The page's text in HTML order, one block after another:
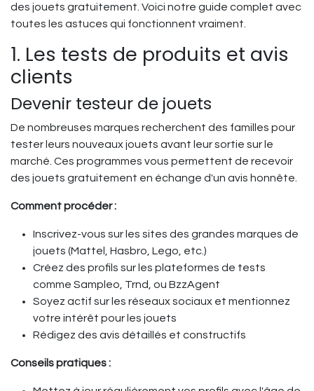
des jouets gratuitement. Voici notre guide complet avec
toutes les astuces qui fonctionnent vraiment.
1. Les tests de produits et avis
clients
Devenir testeur de jouets
De nombreuses marques recherchent des familles pour
tester leurs nouveaux jouets avant leur sortie sur le
marché. Ces programmes vous permettent de recevoir
des jouets gratuitement en échange d'un avis honnête.
Comment procéder :
Inscrivez-vous sur les sites des grandes marques de
jouets (Mattel, Hasbro, Lego, etc.)
Créez des profils sur les plateformes de tests
comme Sampleo, Trnd, ou BzzAgent
Soyez actif sur les réseaux sociaux et mentionnez
votre intérêt pour les jouets
Rédigez des avis détaillés et constructifs
Conseils pratiques :